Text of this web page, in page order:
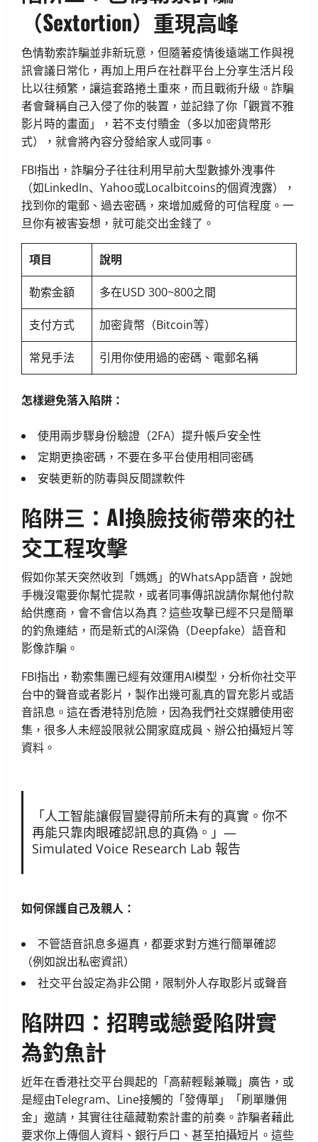
（Sextortion）重現高峰
色情勒索詐騙並非新玩意，但隨著疫情後遠端工作與視
訊會議日常化，再加上用戶在社群平台上分享生活片段
比以往頻繁，讓這套路捲土重來，而且戰術升級。詐騙
者會聲稱自己入侵了你的裝置，並記錄了你「觀賞不雅
影片時的畫面」，若不支付贖金（多以加密貨幣形
式），就會將內容分發給家人或同事。
FBI指出，詐騙分子往往利用早前大型數據外洩事件
（如LinkedIn、Yahoo或Localbitcoins的個資洩露），
找到你的電郵、過去密碼，來增加威脅的可信程度。一
旦你有被害妄想，就可能交出金錢了。
項目 說明
勒索金額 多在USD 300~800之間
支付方式 加密貨幣（Bitcoin等）
常見手法 引用你使用過的密碼、電郵名稱
怎樣避免落入陷阱：
使用兩步驟身份驗證（2FA）提升帳戶安全性
定期更換密碼，不要在多平台使用相同密碼
安裝更新的防毒與反間諜軟件
陷阱三：AI換臉技術帶來的社
交工程攻擊
假如你某天突然收到「媽媽」的WhatsApp語音，說她
手機沒電要你幫忙提款，或者同事傳訊說請你幫他付款
給供應商，會不會信以為真？這些攻擊已經不只是簡單
的釣魚連結，而是新式的AI深偽（Deepfake）語音和
影像詐騙。
FBI指出，勒索集團已經有效運用AI模型，分析你社交平
台中的聲音或者影片，製作出幾可亂真的冒充影片或語
音訊息。這在香港特別危險，因為我們社交媒體使用密
集，很多人未經設限就公開家庭成員、辦公拍攝短片等
資料。
「人工智能讓假冒變得前所未有的真實。你不
再能只靠肉眼確認訊息的真偽。」—
Simulated Voice Research Lab 報告
如何保護自己及親人：
不管語音訊息多逼真，都要求對方進行簡單確認
（例如說出私密資訊）
社交平台設定為非公開，限制外人存取影片或聲音
陷阱四：招聘或戀愛陷阱實
為釣魚計
近年在香港社交平台興起的「高薪輕鬆兼職」廣告，或
是經由Telegram、Line接觸的「發傳單」「刷單賺佣
金」邀請，其實往往蘊藏勒索計畫的前奏。詐騙者藉此
要求你上傳個人資料、銀行戶口、甚至拍攝短片。這些